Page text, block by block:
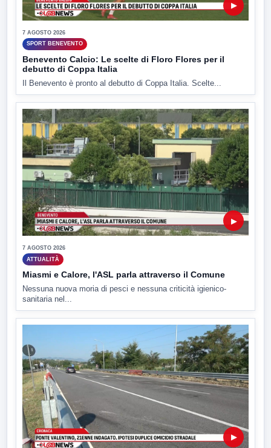
▶
7 AGOSTO 2026
SPORT BENEVENTO
Benevento Calcio: Le scelte di Floro Flores per il
debutto di Coppa Italia
Il Benevento è pronto al debutto di Coppa Italia. Scelte...
▶
7 AGOSTO 2026
ATTUALITÀ
Miasmi e Calore, l'ASL parla attraverso il Comune
Nessuna nuova moria di pesci e nessuna criticità igienico-
sanitaria nel...
▶